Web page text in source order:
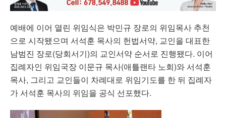
예배에 이어 열린 위임식은 박민규 장로의 위임목사 추천
으로 시작됐으며 서석훈 목사의 헌법서약, 교인을 대표한
남범진 장로(당회서기)의 교인서약 순서로 진행됐다. 이어
집례자인 위임국장 이문규 목사(애틀랜타 노회)와 서석훈
목사, 그리고 교인들이 차례대로 위임기도를 한 뒤 집례자
가 서석훈 목사의 위임을 공식 선포했다.